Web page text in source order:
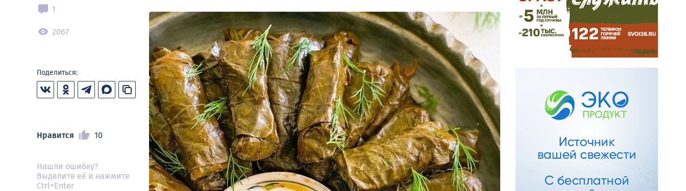
1
2067
Поделиться:
Нравится 10
Нашли ошибку?
Выделите её и нажмите
Ctrl+Enter